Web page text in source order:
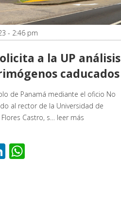
- 2:46 pm
a la UP análisis
caducados
de Panamá mediante el oficio No
al rector de la Universidad de
Castro, s… leer más
LinkedIn